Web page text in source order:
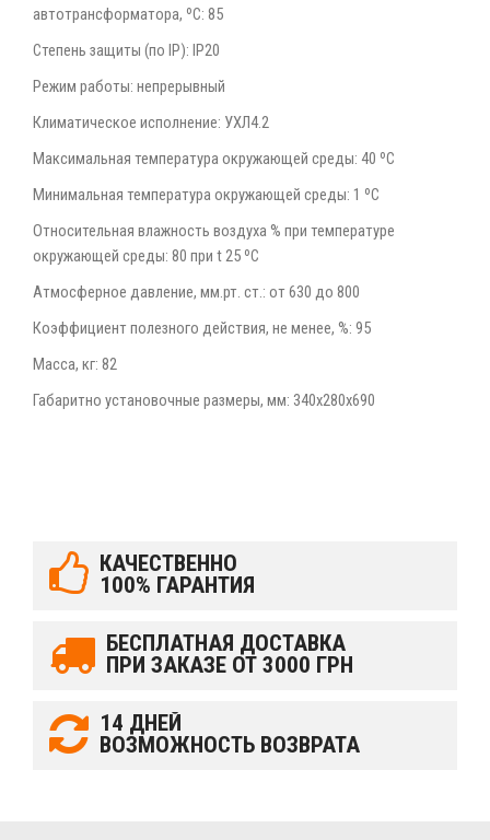
автотрансформатора, ºС: 85
Степень защиты (по IP): IP20
Режим работы: непрерывный
Климатическое исполнение: УХЛ4.2
Максимальная температура окружающей среды: 40 ºС
Минимальная температура окружающей среды: 1 ºС
Относительная влажность воздуха % при температуре
окружающей среды: 80 при t 25 ºС
Атмосферное давление, мм.рт. ст.: от 630 до 800
Коэффициент полезного действия, не менее, %: 95
Масса, кг: 82
Габаритно установочные размеры, мм: 340х280х690
КАЧЕСТВЕННО
100% ГАРАНТИЯ
БЕСПЛАТНАЯ ДОСТАВКА
ПРИ ЗАКАЗЕ ОТ 3000 ГРН
14 ДНЕЙ
ВОЗМОЖНОСТЬ ВОЗВРАТА